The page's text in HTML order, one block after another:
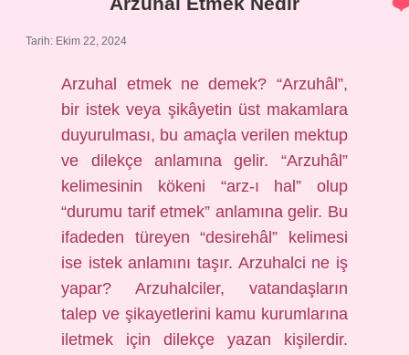
Tarih: Ekim 22, 2024
Arzuhal etmek ne demek? “Arzuhâl”,
bir istek veya şikâyetin üst makamlara
duyurulması, bu amaçla verilen mektup
ve dilekçe anlamına gelir. “Arzuhâl”
kelimesinin kökeni “arz-ı hal” olup
“durumu tarif etmek” anlamına gelir. Bu
ifadeden türeyen “desirehâl” kelimesi
ise istek anlamını taşır. Arzuhalci ne iş
yapar? Arzuhalciler, vatandaşların
talep ve şikayetlerini kamu kurumlarına
iletmek için dilekçe yazan kişilerdir.